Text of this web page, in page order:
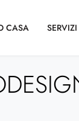
CASA SERVIZI